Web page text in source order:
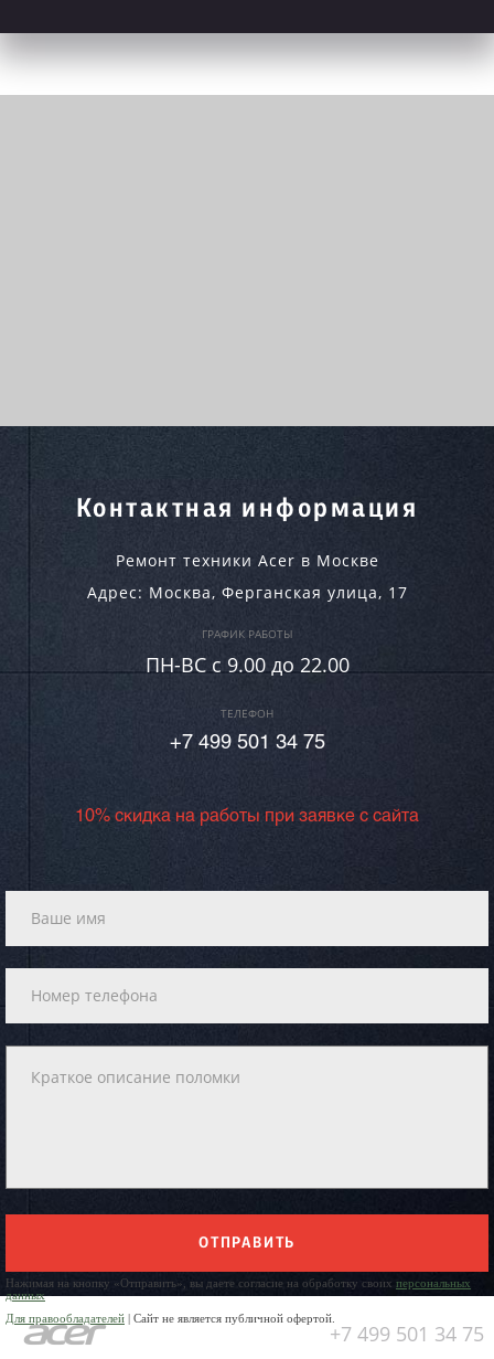
Контактная информация
Ремонт техники Acer в Москве
Адрес: Москва, Ферганская улица, 17
ГРАФИК РАБОТЫ
ПН-ВC c 9.00 до 22.00
ТЕЛЕФОН
+7 499 501 34 75
10% скидка на работы при заявке с сайта
ОТПРАВИТЬ
Нажимая на кнопку «Отправить», вы даете согласие на обработку своих персональных
данных
Для правообладателей | Сайт не является публичной офертой.
+7 499 501 34 75